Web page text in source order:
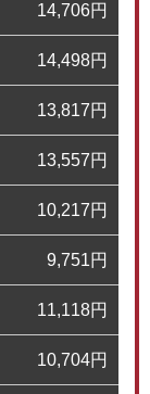
14,706円
14,498円
13,817円
13,557円
10,217円
9,751円
11,118円
10,704円